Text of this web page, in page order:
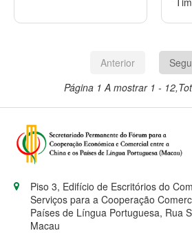
Anterior
Página 1 A mostrar 1 -
Piso 3, Edifício de Escritórios do
Serviços para a Cooperação
Países de Língua Portuguesa, Rua
Macau